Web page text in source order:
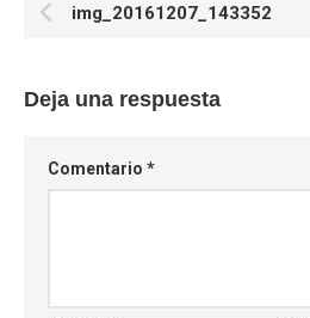
img_20161207_143352
Deja una respuesta
Comentario *